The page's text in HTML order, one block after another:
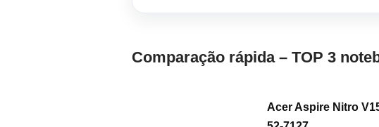
Comparação rápida – TOP 3
Acer Aspire Nitro